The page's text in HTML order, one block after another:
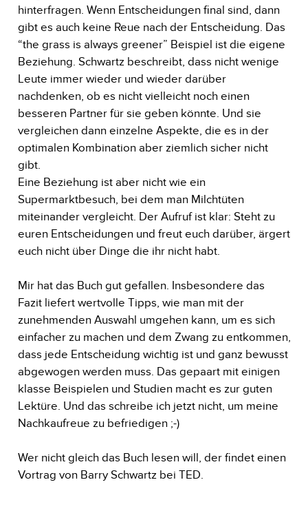
hinterfragen. Wenn Entscheidungen final sind, dann
gibt es auch keine Reue nach der Entscheidung. Das
“the grass is always greener” Beispiel ist die eigene
Beziehung. Schwartz beschreibt, dass nicht wenige
Leute immer wieder und wieder darüber
nachdenken, ob es nicht vielleicht noch einen
besseren Partner für sie geben könnte. Und sie
vergleichen dann einzelne Aspekte, die es in der
optimalen Kombination aber ziemlich sicher nicht
gibt.
Eine Beziehung ist aber nicht wie ein
Supermarktbesuch, bei dem man Milchtüten
miteinander vergleicht. Der Aufruf ist klar: Steht zu
euren Entscheidungen und freut euch darüber, ärgert
euch nicht über Dinge die ihr nicht habt.
Mir hat das Buch gut gefallen. Insbesondere das
Fazit liefert wertvolle Tipps, wie man mit der
zunehmenden Auswahl umgehen kann, um es sich
einfacher zu machen und dem Zwang zu entkommen,
dass jede Entscheidung wichtig ist und ganz bewusst
abgewogen werden muss. Das gepaart mit einigen
klasse Beispielen und Studien macht es zur guten
Lektüre. Und das schreibe ich jetzt nicht, um meine
Nachkaufreue zu befriedigen ;-)
Wer nicht gleich das Buch lesen will, der findet einen
Vortrag von Barry Schwartz bei TED.